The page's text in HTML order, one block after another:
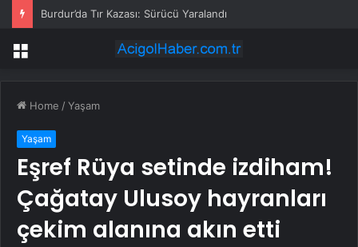
Burdur’da Tır Kazası: Sürücü Yaralandı
Menu
Home /Yaşam
Yaşam
Eşref Rüya setinde izdiham!
Çağatay Ulusoy hayranları
çekim alanına akın etti